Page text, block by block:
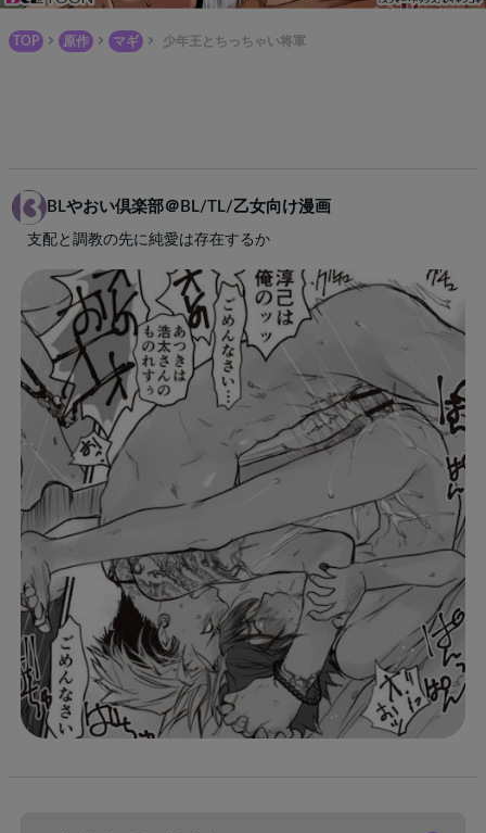
TOP 原作 マギ 少年王とちっちゃい将軍
BLやおい倶楽部＠BL/TL/乙女向け漫画
支配と調教の先に純愛は存在するか